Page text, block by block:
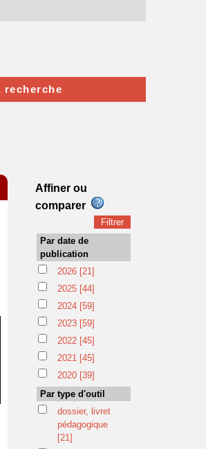
recherche
Affiner ou
comparer
Par date de
publication
2026 [21]
2025 [44]
2024 [59]
2023 [59]
2022 [45]
2021 [45]
2020 [39]
Par type d'outil
dossier, livret
pédagogique
[21]